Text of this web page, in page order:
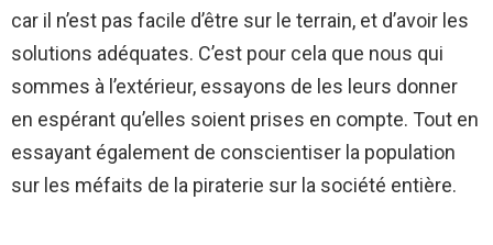
car il n’est pas facile d’être sur le terrain, et d’avoir les
solutions adéquates. C’est pour cela que nous qui
sommes à l’extérieur, essayons de les leurs donner
en espérant qu’elles soient prises en compte. Tout en
essayant également de conscientiser la population
sur les méfaits de la piraterie sur la société entière.